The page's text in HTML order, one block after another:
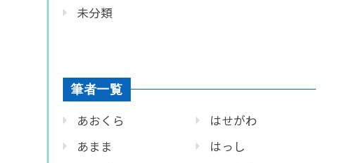
未分類
筆者一覧
あおくら
あまま
はせがわ
はっし